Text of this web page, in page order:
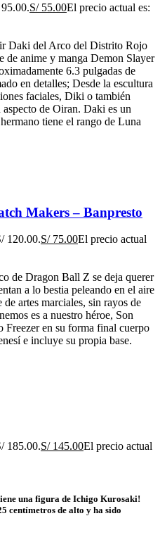
S/55.00El precio actual es:
Daki del Arco del Distrito Rojo
de anime y manga Demon Slayer
6.3 pulgadas de
en detalles; Desde la escultura
faciales, Diki o también
de Oiran. Daki es un
tiene el rango de Luna
Makers – Banpresto
120.00.S/75.00El precio actual
de Dragon Ball Z se deja querer
a lo bestia peleando en el aire
artes marciales, sin rayos de
es a nuestro héroe, Son
Freezer en su forma final cuerpo
e incluye su propia base.
185.00.S/145.00El precio actual
una figura de Ichigo Kurosaki!
centímetros de alto y ha sido